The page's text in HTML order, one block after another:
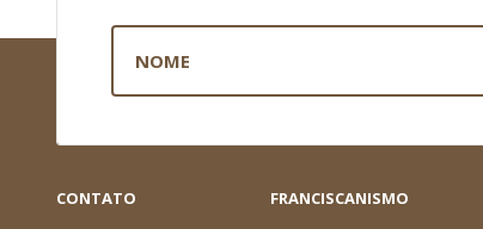
CONTATO FRANCISCANISMO